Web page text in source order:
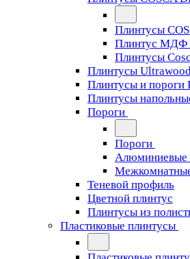
Плинтусы
Плинтус МДФ
Плинтусы
Плинтусы
Плинтусы и пороги
Плинтусы
Пороги
Пороги
Алюминиевые
Теневой профиль
Цветной плинтус
Плинтусы из
Пластиковые плинтусы